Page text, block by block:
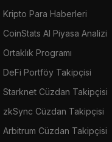
Kripto Para Haberleri
CoinStats AI Piyasa Analizi
Ortaklık Programı
DeFi Portföy Takipçisi
Starknet Cüzdan Takipçisi
zkSync Cüzdan Takipçisi
Arbitrum Cüzdan Takipçisi